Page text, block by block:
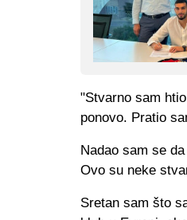
"Stvarno sam
ponovo. Pratio
Nadao sam se
Ovo su neke
Sretan sam što